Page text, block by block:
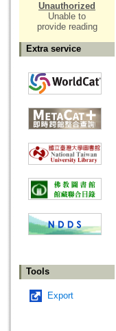
Unauthorized
Unable to
provide reading
Extra service
Tools
Export